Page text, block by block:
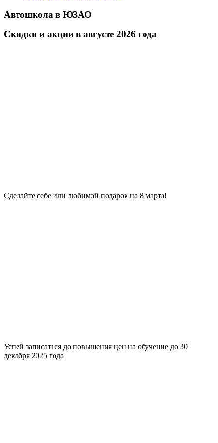
Автошкола в ЮЗАО
Скидки и акции в августе 2026 года
Сделайте себе или любимой подарок на 8 марта!
Успей записаться до повышения цен на обучение до 30
декабря 2025 года